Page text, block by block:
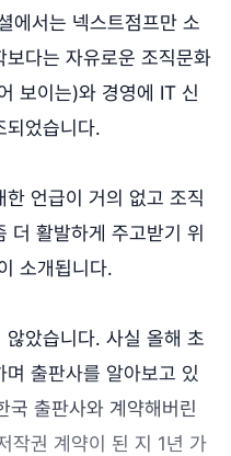
에서는 넥스트점프만 소
다는 자유로운 조직문화
보이는)와 경영에 IT 신
되었습니다.
언급이 거의 없고 조직
더 활발하게 주고받기 위
소개됩니다.
았습니다. 사실 올해 초
출판사를 알아보고 있
국 출판사와 계약해버린
작권 계약이 된 지 1년 가